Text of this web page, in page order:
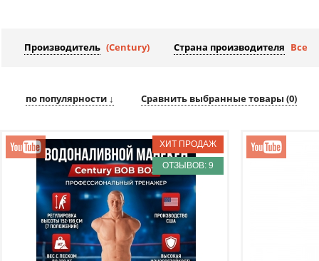
Производитель (Century) Страна производителя Все
по популярности ↓ Сравнить выбранные товары (0)
ОТЗЫВОВ: 9